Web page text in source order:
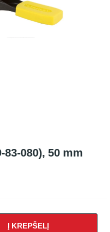
080), 50 mm
Į KREPŠELĮ